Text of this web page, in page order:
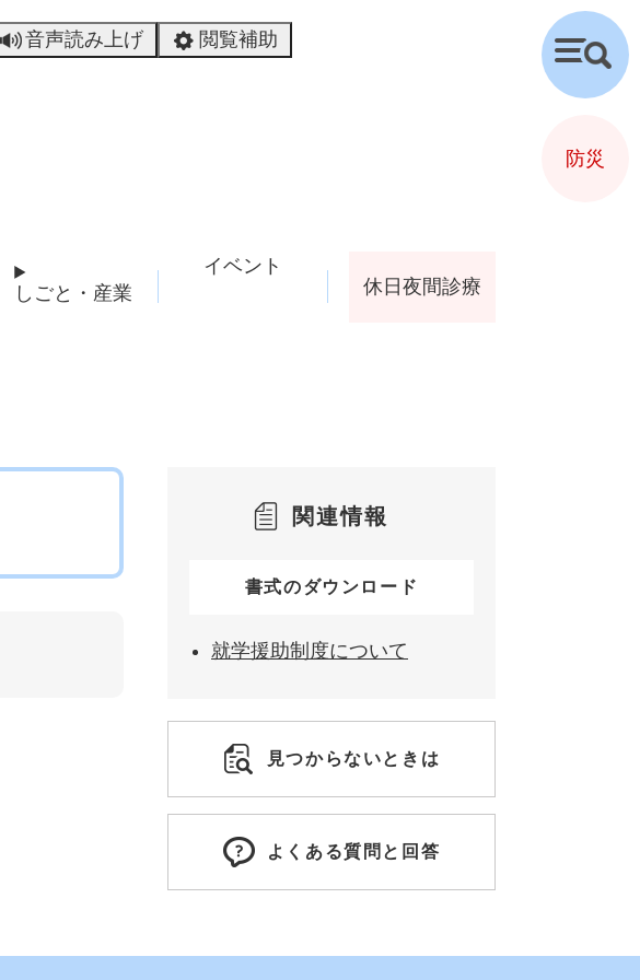
音声読み上げ 閲覧補助
しごと・産業
イベント
休日夜間診療
関連情報
書式のダウンロード
就学援助制度について
見つからないときは
よくある質問と回答
検
索
防災